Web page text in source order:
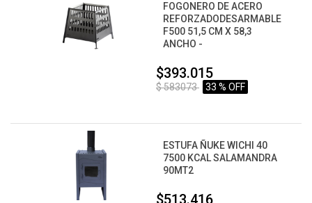
FOGONERO DE ACERO
REFORZADODESARMABLE
F500 51,5 CM X 58,3
ANCHO -
$393.015
$ 583073 33 % OFF
ESTUFA ÑUKE WICHI 40
7500 KCAL SALAMANDRA
90MT2
$513.416